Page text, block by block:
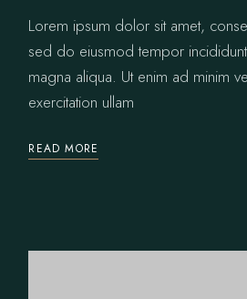
Lorem ipsum dolor sit amet,
sed do eiusmod tempor
magna aliqua. Ut enim ad minim
exercitation ullam
READ MORE